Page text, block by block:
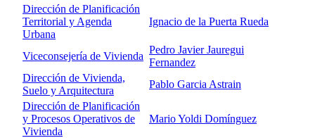
Dirección de Planificación
Territorial y Agenda
Urbana
Ignacio de la Puerta Rueda
Viceconsejería de Vivienda
Pedro Javier Jauregui
Fernandez
Dirección de Vivienda,
Suelo y Arquitectura
Pablo Garcia Astrain
Dirección de Planificación
y Procesos Operativos de
Vivienda
Mario Yoldi Domínguez